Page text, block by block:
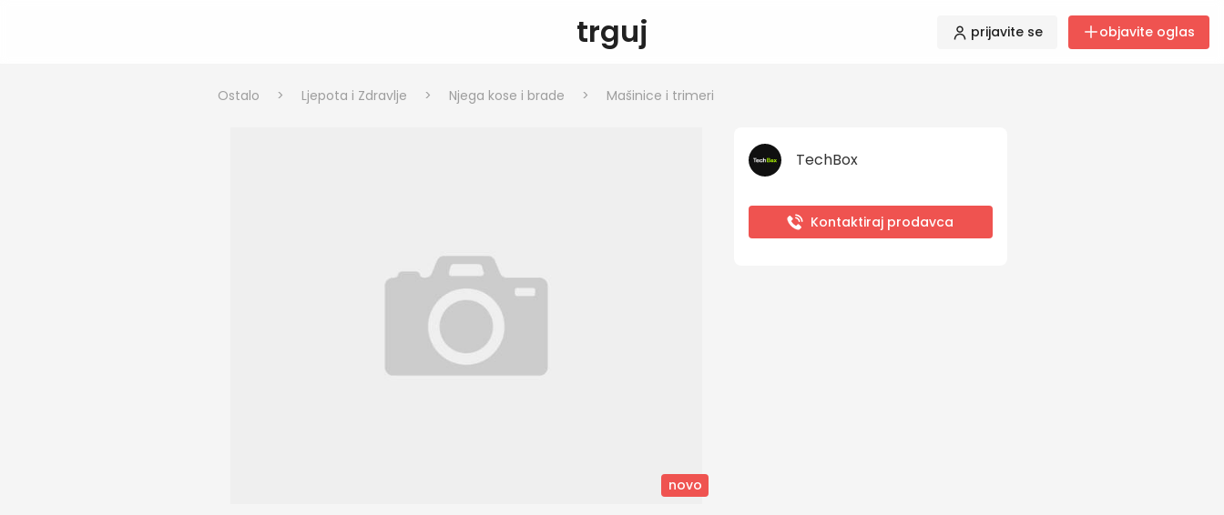
trguj prijavite se objavite oglas
Ostalo > Ljepota i Zdravlje > Njega kose i brade > Mašinice i trimeri
novo
TechBox
Kontaktiraj prodavca